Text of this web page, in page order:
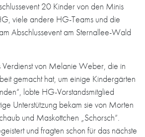
20 Kinder von den Minis
viele andere HG-Teams und die
Abschlussevent am Sternallee-Wald
Verdienst von Melanie Weber, die in
gemacht hat, um einige Kindergärten
lobte HG-Vorstandsmitglied
Unterstützung bekam sie von Morten
und Maskottchen „Schorsch“.
und fragten schon für das nächste